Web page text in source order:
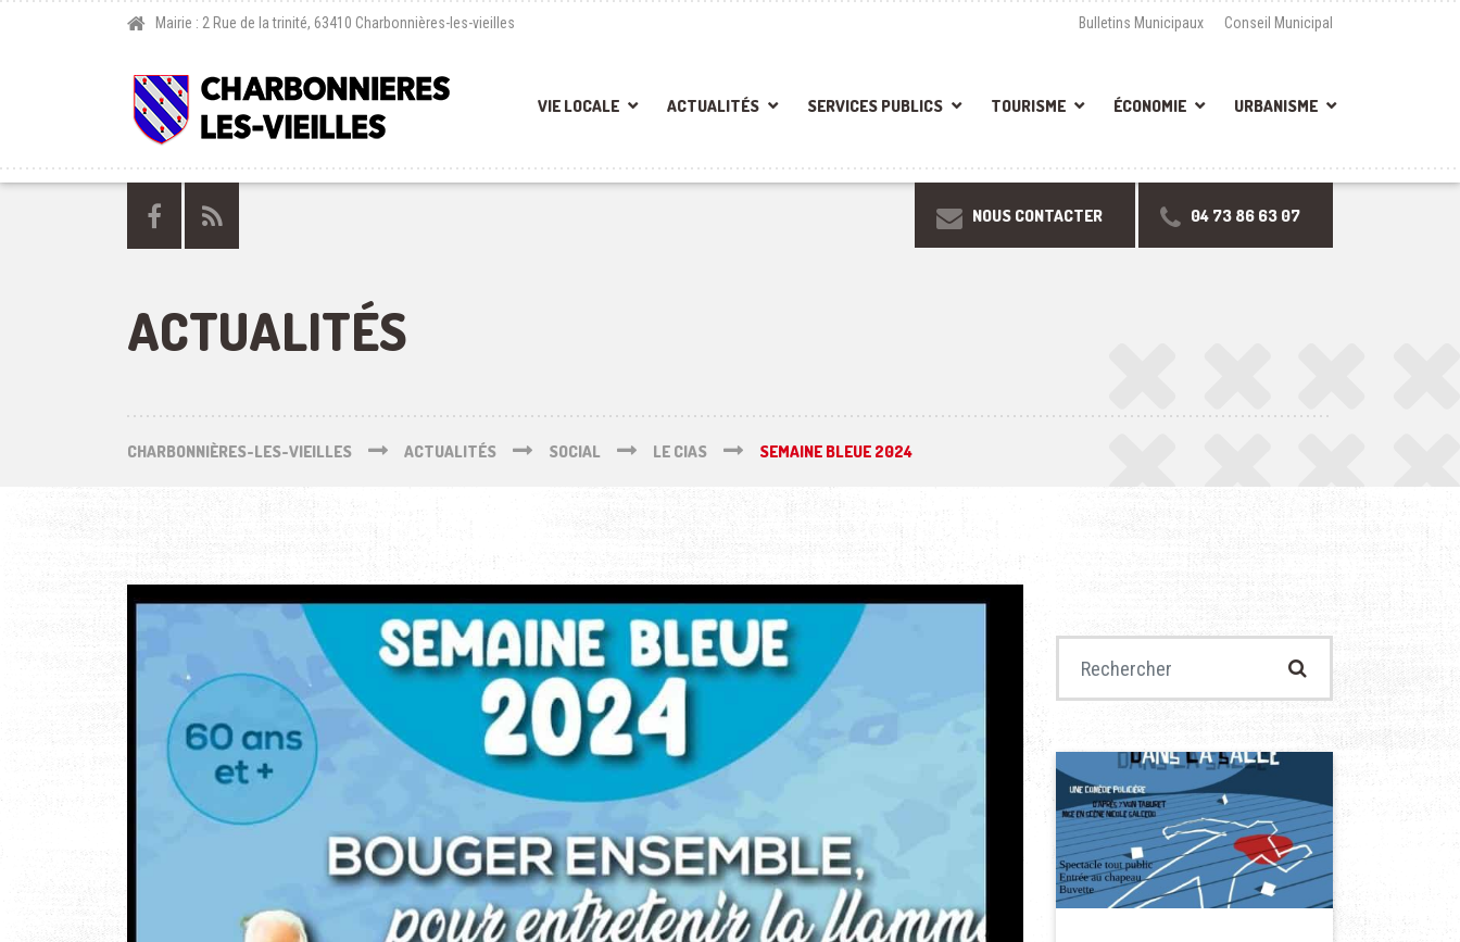
Mairie : 2 Rue de la trinité, 63410 Charbonnières-les-vieilles Bulletins Municipaux Conseil Municipal
VIE LOCALE ACTUALITÉS SERVICES PUBLICS TOURISME ÉCONOMIE URBANISME
NOUS CONTACTER 04 73 86 63 07
ACTUALITÉS
CHARBONNIÈRES-LES-VIEILLES ACTUALITÉS SOCIAL LE CIAS SEMAINE BLEUE 2024